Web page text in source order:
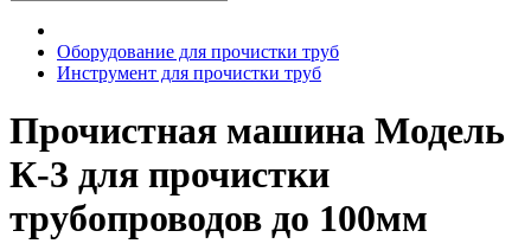
Оборудование для прочистки труб
Инструмент для прочистки труб
Прочистная машина Модель
К-3 для прочистки
трубопроводов до 100мм